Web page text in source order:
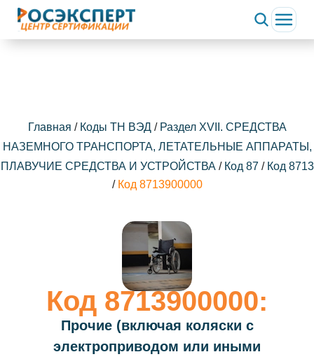
Главная / Коды ТН ВЭД/ Раздел XVII. СРЕДСТВА
НАЗЕМНОГО ТРАНСПОРТА, ЛЕТАТЕЛЬНЫЕ АППАРАТЫ,
ПЛАВУЧИЕ СРЕДСТВА И УСТРОЙСТВА / Код 87 / Код 8713
/ Код 8713900000
Код 8713900000:
Прочие (включая коляски с
электроприводом или иными